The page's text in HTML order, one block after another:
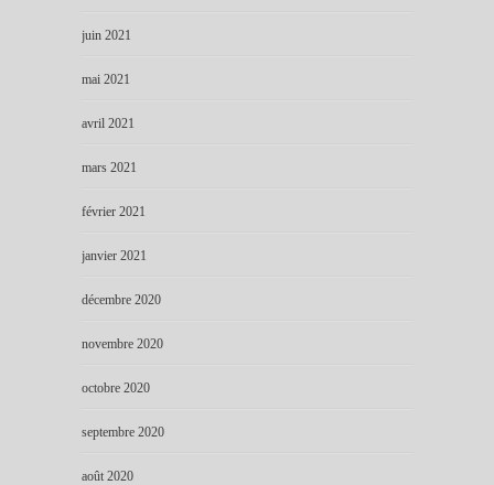
juin 2021
mai 2021
avril 2021
mars 2021
février 2021
janvier 2021
décembre 2020
novembre 2020
octobre 2020
septembre 2020
août 2020